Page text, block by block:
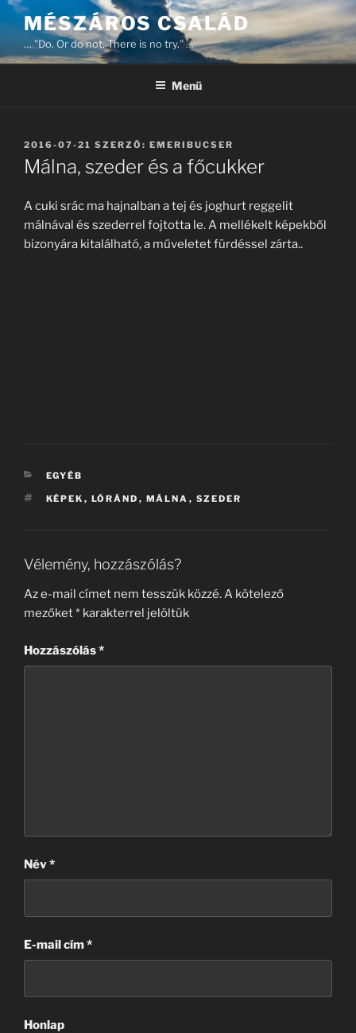
Tartalomhoz
MÉSZÁROS CSALÁD
… "Do. Or do not. There is no try." …
Menü
BEKÜLDVE:
2016-07-21 SZERZŐ: EMERIBUCSER
Málna, szeder és a főcukker
A cuki srác ma hajnalban a tej és joghurt reggelit
málnával és szederrel fojtotta le. A mellékelt képekből
bizonyára kitalálható, a műveletet fürdéssel zárta..
KATEGÓRIÁK
EGYÉB
CÍMKÉK
KÉPEK , LÓRÁND , MÁLNA , SZEDER
Vélemény, hozzászólás?
Az e-mail címet nem tesszük közzé.A kötelező
mezőket* karakterrel jelöltük
Hozzászólás*
Név*
E-mail cím*
Honlap